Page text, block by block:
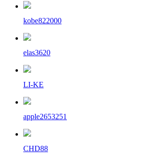
kobe822000
elas3620
LI-KE
apple2653251
CHD88